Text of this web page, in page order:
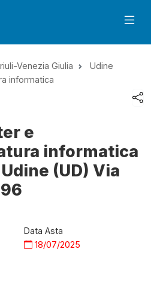
Venezia Giulia
Udine
informatica
e
informatica
(UD) Via
Data Asta
18/07/2025